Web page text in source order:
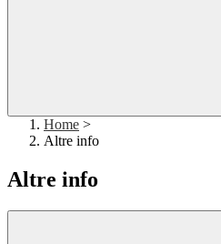
Home >
Altre info
Altre info